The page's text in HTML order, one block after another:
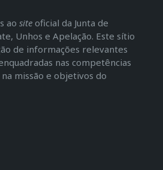
ao site oficial da Junta de
Unhos e Apelação. Este sítio
de informações relevantes
nas competências
na missão e objetivos do